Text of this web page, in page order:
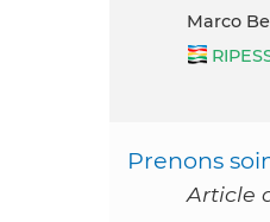
Marco
Prenons
Article